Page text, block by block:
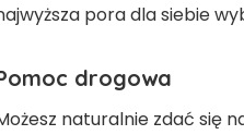
pora dla siebie
drogowa
naturalnie zdać się